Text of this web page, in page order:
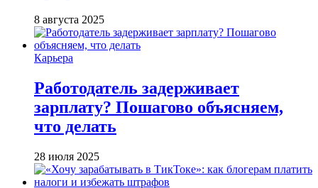
8 августа 2025
Карьера
Работодатель задерживает
зарплату? Пошагово объясняем,
что делать
28 июля 2025